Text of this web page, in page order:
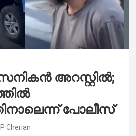
അറസ്റ്റിൽ;
പോലീസ്
Cherian